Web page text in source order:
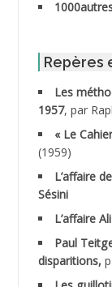
ABID
ABNOUN
ACHACHE M.*
ACHLAF Ali
ADALMI
ADANE
Repères
Les
1957, par
« Le
(1959)
L’affaire
Sésini
L’affaire
Paul
disparitions,